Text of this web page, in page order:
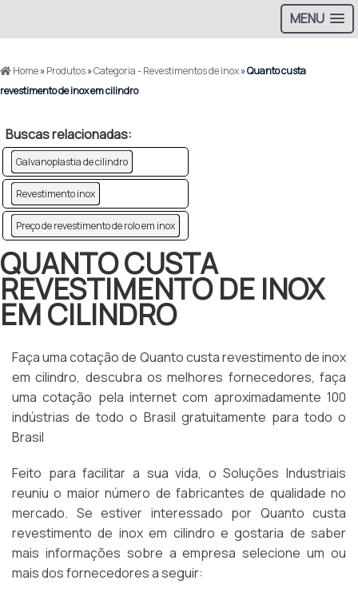
MENU
Home»Produtos»Categoria - Revestimentos de inox»Quanto custa
revestimento de inox em cilindro
Buscas relacionadas:
Galvanoplastia de cilindro
Revestimento inox
Preço de revestimento de rolo em inox
QUANTO CUSTA
REVESTIMENTO DE INOX
EM CILINDRO
Faça uma cotação de Quanto custa revestimento de inox
em cilindro, descubra os melhores fornecedores, faça
uma cotação pela internet com aproximadamente 100
indústrias de todo o Brasil gratuitamente para todo o
Brasil
Feito para facilitar a sua vida, o Soluções Industriais
reuniu o maior número de fabricantes de qualidade no
mercado. Se estiver interessado por Quanto custa
revestimento de inox em cilindro e gostaria de saber
mais informações sobre a empresa selecione um ou
mais dos fornecedores a seguir: